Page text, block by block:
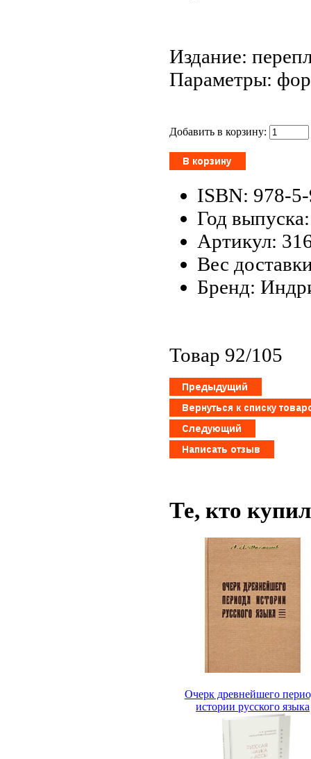
Издание:
Параметры:
Добавить в корзину:
ISBN: 978-
Год
Артикул:
Вес
Бренд:
Товар 92/105
Те, кто
Очерк древнейшего
истории русского языка